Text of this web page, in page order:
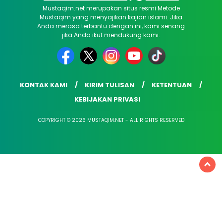
Mustaqim.net merupakan situs resmi Metode
Mustaqim yang menyajikan kajian islami. Jika
Anda merasa terbantu dengan ini, kami senang
jika Anda ikut mendukung kami.
KONTAK KAMI KIRIM TULISAN
KETENTUAN
KEBIJAKAN PRIVASI
COPYRIGHT © 2026 MUSTAQIM.NET - ALL RIGHTS RESERVED